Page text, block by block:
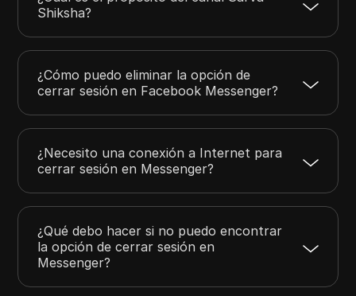
Shiksha?
¿Cómo puedo eliminar la opción de
cerrar sesión en Facebook Messenger?
¿Necesito una conexión a Internet para
cerrar sesión en Messenger?
¿Qué debo hacer si no puedo encontrar
la opción de cerrar sesión en
Messenger?